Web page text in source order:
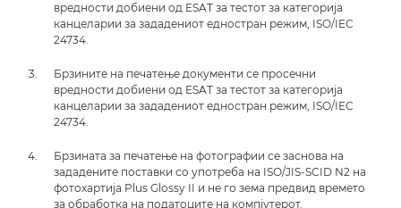
вредности добиени од ESAT за тестот за категорија
канцеларии за зададениот едностран режим, ISO/IEC
24734.
Брзините на печатење документи се просечни
вредности добиени од ESAT за тестот за категорија
канцеларии за зададениот едностран режим, ISO/IEC
24734.
Брзината за печатење на фотографии се заснова на
зададените поставки со употреба на ISO/JIS-SCID N2 на
фотохартија Plus Glossy II и не го зема предвид времето
за обработка на податоците на компјутерот.